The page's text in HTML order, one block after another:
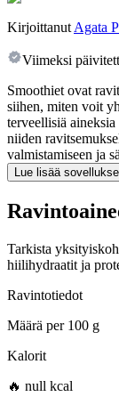
Kirjoittanut Agata
Viimeksi
Smoothiet ovat
siihen, miten voit
terveellisiä
niiden
valmistamiseen ja
Lue lisää
Tarkista
hiilihydraatit ja
Ravintotiedot
Määrä per100 g
Kalorit
🔥 null kcal